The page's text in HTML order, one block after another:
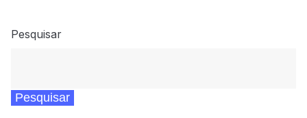
Pesquisar
Pesquisar